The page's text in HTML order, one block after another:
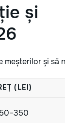
și
meșterilor și să
(LEI)